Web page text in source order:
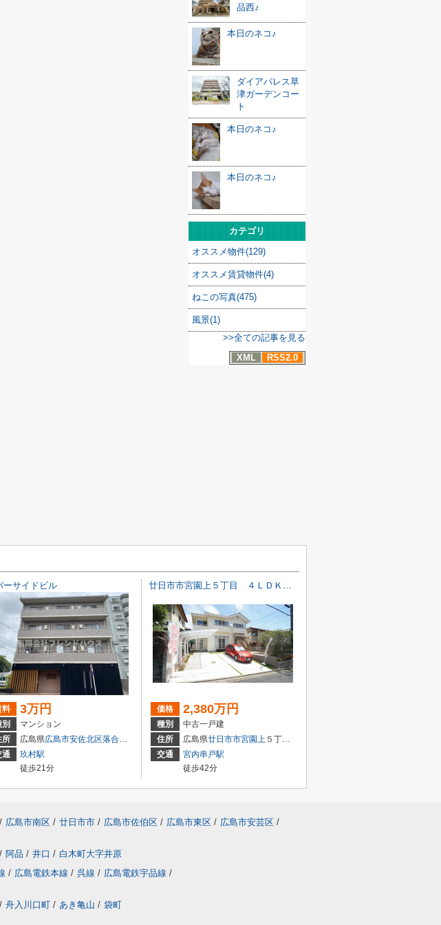
品西♪
本日のネコ♪
ダイアパレス草
津ガーデンコー
ト
本日のネコ♪
本日のネコ♪
カテゴリ
オススメ物件(129)
オススメ賃貸物件(4)
ねこの写真(475)
風景(1)
>>全ての記事を見る
XML
RSS2.0
ーサイドビル
料 3万円
マンション
所
広島県広島市安佐北区落合南
２丁目1-18
通
玖村駅
徒歩21分
廿日市市宮園上５丁目 ４ＬＤＫ＋ＷＩＣ戸建て
価格 2,380万円
種別
中古一戸建
住所
広島県廿日市市宮園上 ５丁目4-27
交通
宮内串戸駅
徒歩42分
/ 広島市南区 / 廿日市市 / 広島市佐伯区 / 広島市東区 / 広島市安芸区 /
/ 阿品 / 井口 / 白木町大字井原
/ 広島電鉄本線 / 呉線 / 広島電鉄宇品線 /
/ 舟入川口町 / あき亀山 / 袋町